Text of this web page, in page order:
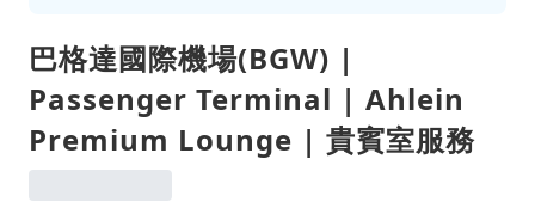
巴格達國際機場(BGW) |
Passenger Terminal | Ahlein
Premium Lounge | 貴賓室服務